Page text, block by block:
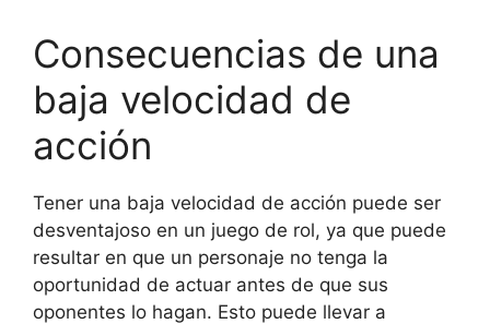
Consecuencias de una
baja velocidad de
acción
Tener una baja velocidad de acción puede ser
desventajoso en un juego de rol, ya que puede
resultar en que un personaje no tenga la
oportunidad de actuar antes de que sus
oponentes lo hagan. Esto puede llevar a